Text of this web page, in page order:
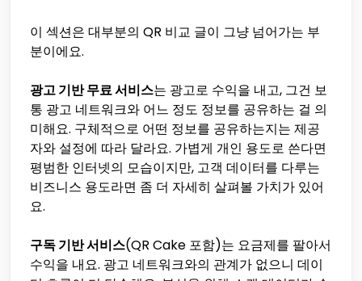
이 섹션은 대부분의 QR 비교 글이 그냥 넘어가는 부
분이에요.
광고 기반 무료 서비스는 광고로 수익을 내고, 그건 보
통 광고 네트워크와 어느 정도 정보를 공유하는 걸 의
미해요. 구체적으로 어떤 정보를 공유하는지는 제공
자와 설정에 따라 달라요. 가볍게 개인 용도로 쓴다면
평범한 인터넷의 모습이지만, 고객 데이터를 다루는
비즈니스 용도라면 좀 더 자세히 살펴볼 가치가 있어
요.
구독 기반 서비스(QR Cake 포함)는 요금제를 팔아서
수익을 내요. 광고 네트워크와의 관계가 없으니 데이